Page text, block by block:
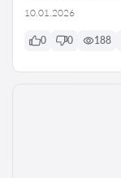
10.01.2026
0 0 188